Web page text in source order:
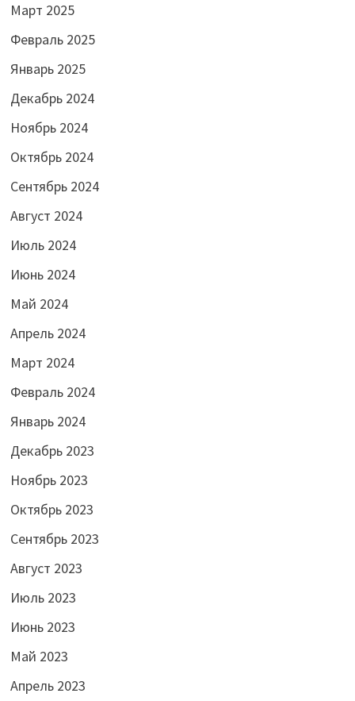
Март 2025
Февраль 2025
Январь 2025
Декабрь 2024
Ноябрь 2024
Октябрь 2024
Сентябрь 2024
Август 2024
Июль 2024
Июнь 2024
Май 2024
Апрель 2024
Март 2024
Февраль 2024
Январь 2024
Декабрь 2023
Ноябрь 2023
Октябрь 2023
Сентябрь 2023
Август 2023
Июль 2023
Июнь 2023
Май 2023
Апрель 2023